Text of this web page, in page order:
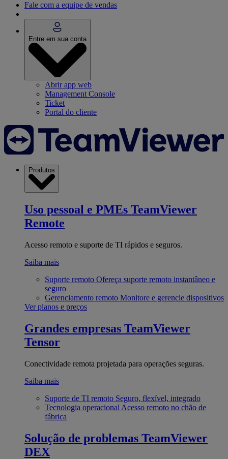
Fale com a equipe de vendas
Entre em sua conta
Abrir app web
Management Console
Ticket
Portal do cliente
Produtos
Uso pessoal e PMEs TeamViewer
Remote
Acesso remoto e suporte de TI rápidos e seguros.
Saiba mais
Suporte remoto Ofereça suporte remoto instantâneo e
seguro
Gerenciamento remoto Monitore e gerencie dispositivos
Ver planos e preços
Grandes empresas TeamViewer
Tensor
Conectividade remota projetada para operações seguras.
Saiba mais
Suporte de TI remoto Seguro, flexível, integrado
Tecnologia operacional Acesso remoto no chão de
fábrica
Solução de problemas TeamViewer
DEX